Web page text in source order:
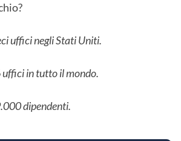
uffici negli Stati Uniti.
in tutto il mondo.
dipendenti.